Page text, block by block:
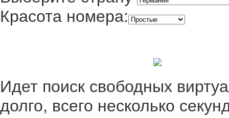
Красота номера:
Идет поиск свободных
долго, всего несколько